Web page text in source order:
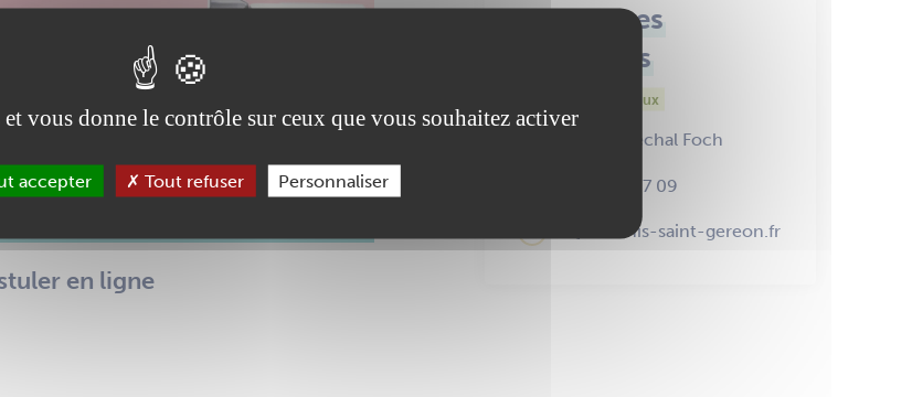
en ligne
ressources
humaines
Services municipaux
Place Maréchal Foch
02 40 83 87 09
rh@ancenis-saint-gereon.fr
vous donne le contrôle sur ceux que vous souhaitez activer
accepter Tout refuser Personnaliser